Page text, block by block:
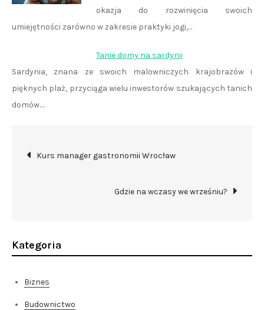
okazja do rozwinięcia swoich
umiejętności zarówno w zakresie praktyki jogi,…
Tanie domy na sardynii
Sardynia, znana ze swoich malowniczych krajobrazów i
pięknych plaż, przyciąga wielu inwestorów szukających tanich
domów.…
Nawigacja
Kurs manager gastronomii Wrocław
Gdzie na wczasy we wrześniu?
Kategoria
Biznes
Budownictwo